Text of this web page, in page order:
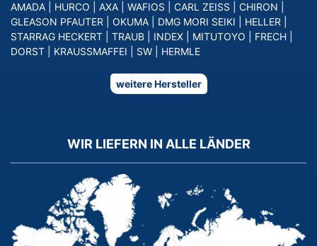
AMADA
HURCO AXA WAFIOS CARL ZEISS CHIRON
GLEASON PFAUTER
OKUMA DMG MORI SEIKI HELLER
STARRAG HECKERT
TRAUB INDEX MITUTOYO FRECH
DORST
KRAUSSMAFFEI SW HERMLE
weitere Hersteller
WIR LIEFERN IN ALLE LÄNDER